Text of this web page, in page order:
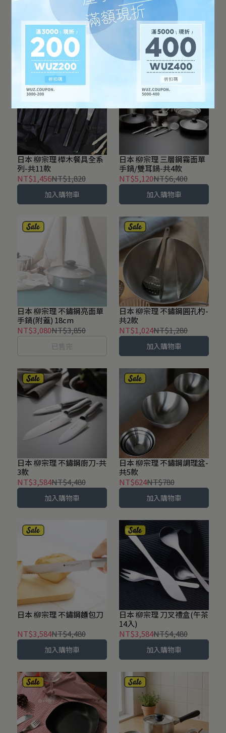
日本 柳宗理 不鏽鋼湯杓-共
NT$1,024NT$1,280
加入購物車
日本 柳宗理 不鏽鋼鍋鏟-共
2款
NT$1,024NT$1,280
加入購物車
日本 柳宗理 樺木餐具全系
列-共11款
NT$1,456NT$1,820
加入購物車
日本 柳宗理 三層鋼霧面單
手鍋/雙耳鍋-共4款
NT$5,120NT$6,400
加入購物車
日本 柳宗理 不鏽鋼亮面單
手鍋(附蓋) 18cm
NT$3,080NT$3,850
已售完
日本 柳宗理 不鏽鋼圓孔杓-
共2款
NT$1,024NT$1,280
加入購物車
日本 柳宗理 不鏽鋼廚刀-共
3款
NT$3,584NT$4,480
加入購物車
日本 柳宗理 不鏽鋼調理盆-
共5款
NT$624NT$780
加入購物車
日本 柳宗理 不鏽鋼麵包刀
NT$3,584NT$4,480
加入購物車
日本 柳宗理 刀叉禮盒(午茶
14入)
NT$3,584NT$4,480
加入購物車